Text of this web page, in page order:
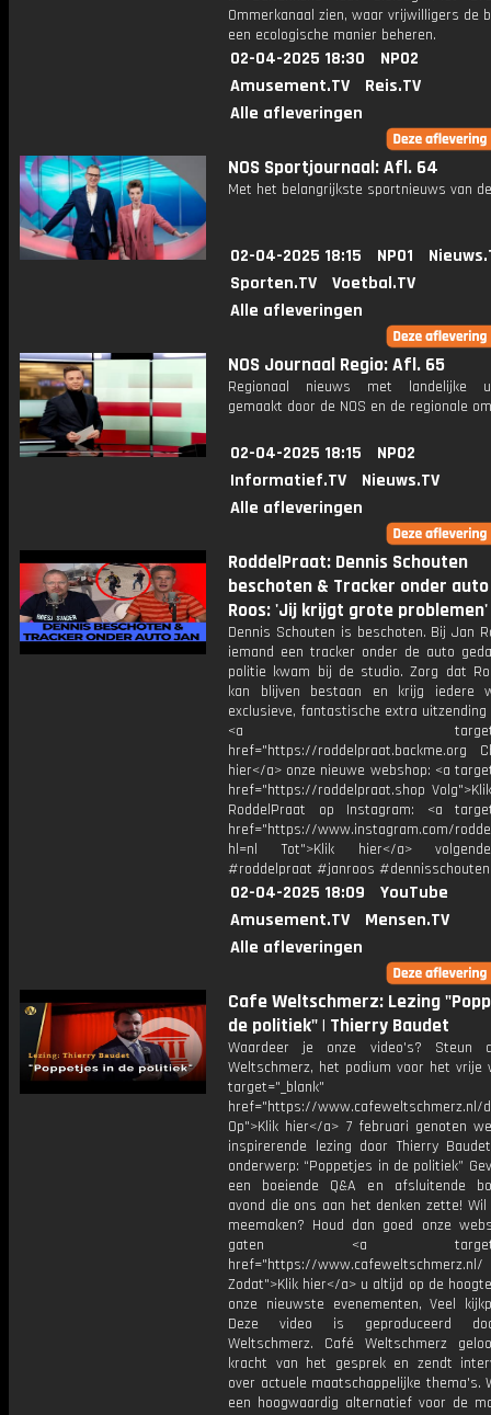
Ommerkanaal zien, waar vrijwilligers de
een ecologische manier beheren.
02-04-2025 18:30
NPO2
Amusement.TV
Reis.TV
Alle afleveringen
NOS Sportjournaal: Afl. 64
Met het belangrijkste sportnieuws van
02-04-2025 18:15 NPO1
Sporten.TV
Voetbal.TV
Alle afleveringen
NOS Journaal Regio: Afl. 65
Regionaal nieuws met landelijke
gemaakt door de NOS en de regionale
02-04-2025 18:15
NPO2
Informatief.TV
Nieuws.TV
Alle afleveringen
RoddelPraat: Dennis Schouten
beschoten & Tracker onder
Roos: 'Jij krijgt grote problemen'
Dennis Schouten is beschoten. Bij Jan
iemand een tracker onder de auto
politie kwam bij de studio. Zorg dat
kan blijven bestaan en krijg iedere
exclusieve, fantastische extra uitzending
<a
href="https://roddelpraat.backme.org
hier</a> onze nieuwe webshop: <a
href="https://roddelpraat.shop
RoddelPraat op Instagram: <a
href="https://www.instagram.com/
hl=nl Tot">Klik hier</a>
#roddelpraat #janroos #dennisschouten
02-04-2025 18:09
YouTube
Amusement.TV
Mensen.TV
Alle afleveringen
Cafe Weltschmerz: Lezing
de politiek" | Thierry Baudet
Waardeer je onze video's? Steun
Weltschmerz, het podium voor het vrije
target="_blank"
href="https://www.cafeweltschmerz.nl/
Op">Klik hier</a> 7 februari genoten
inspirerende lezing door Thierry
onderwerp: “Poppetjes in de politiek”
een boeiende Q&A en afsluitende
avond die ons aan het denken zette!
meemaken? Houd dan goed onze
gaten <a
href="https://www.cafeweltschmerz.nl/
Zodat">Klik hier</a> u altijd op de
onze nieuwste evenementen, Veel
Deze video is geproduceerd
Weltschmerz. Café Weltschmerz
kracht van het gesprek en zendt
over actuele maatschappelijke thema's.
een hoogwaardig alternatief voor de